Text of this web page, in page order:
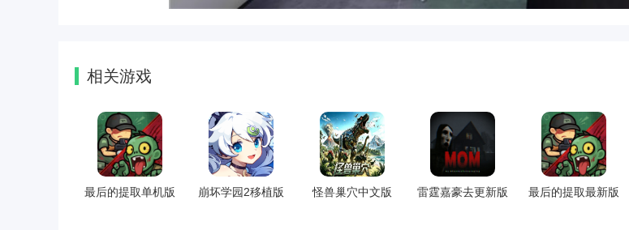
相关游戏
最后的提取单机版 崩坏学园2移植版 怪兽巢穴中文版 雷霆嘉豪去更新版 最后的提取最新版